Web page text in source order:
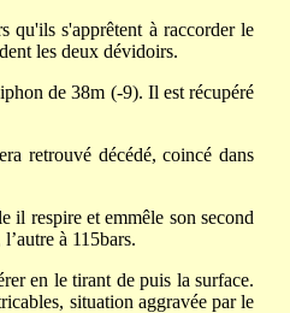
qu'ils s'apprêtent à raccorder le
les deux dévidoirs.
de 38m (-9). Il est récupéré
retrouvé décédé, coincé dans
il respire et emmêle son second
à 115bars.
en le tirant de puis la surface.
situation aggravée par le